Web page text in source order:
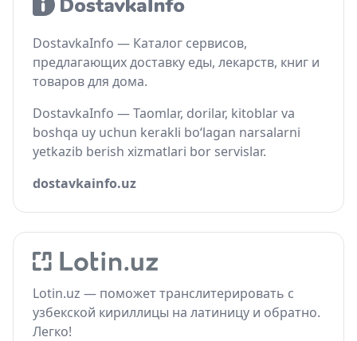
DostavkaInfo — Каталог сервисов,
предлагающих доставку еды, лекарств, книг и
товаров для дома.
DostavkaInfo — Taomlar, dorilar, kitoblar va
boshqa uy uchun kerakli bo‘lagan narsalarni
yetkazib berish xizmatlari bor servislar.
dostavkainfo.uz
Lotin.uz — поможет транслитерировать с
узбекской кириллицы на латиницу и обратно.
Легко!